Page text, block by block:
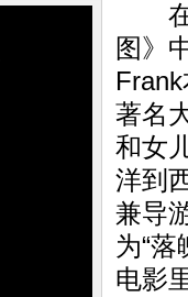
在
图》
著名
和女
洋到
兼导
为“落
电影